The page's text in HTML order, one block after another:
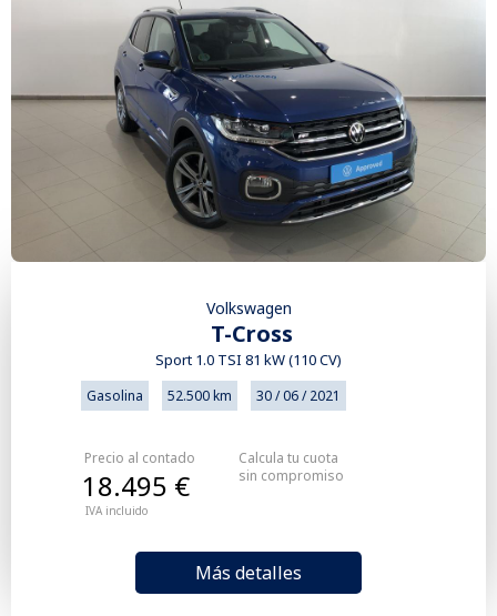
Volkswagen
T-Cross
Sport 1.0 TSI 81 kW (110 CV)
Gasolina 52.500 km 30 / 06 / 2021
Precio al contado
IVA incluido
18.495 €
Más detalles
Calcula tu cuota
sin compromiso